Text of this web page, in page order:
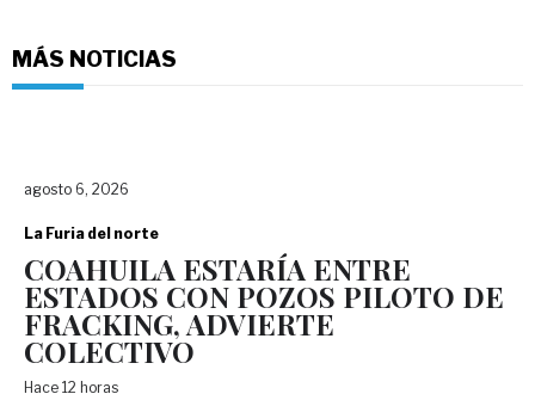
MÁS NOTICIAS
agosto 6, 2026
La Furia del norte
COAHUILA ESTARÍA ENTRE
ESTADOS CON POZOS PILOTO DE
FRACKING, ADVIERTE
COLECTIVO
Hace 12 horas